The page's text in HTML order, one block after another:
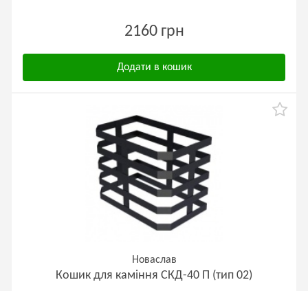
2160 грн
Додати в кошик
Новаслав
Кошик для каміння СКД-40 П (тип 02)